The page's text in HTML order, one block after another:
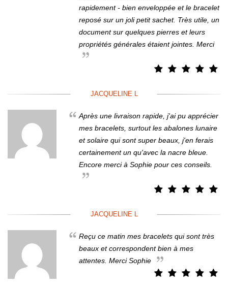
rapidement - bien enveloppée et le bracelet
reposé sur un joli petit sachet. Très utile, un
document sur quelques pierres et leurs
propriétés générales étaient jointes. Merci
JACQUELINE L
Après une livraison rapide, j'ai pu apprécier
mes bracelets, surtout les abalones lunaire
et solaire qui sont super beaux, j'en ferais
certainement un qu'avec la nacre bleue.
Encore merci à Sophie pour ces conseils.
JACQUELINE L
Reçu ce matin mes bracelets qui sont très
beaux et correspondent bien à mes
attentes. Merci Sophie